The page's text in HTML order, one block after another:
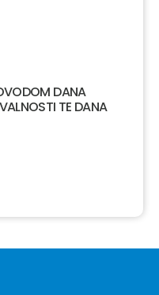
DANA
TE DANA